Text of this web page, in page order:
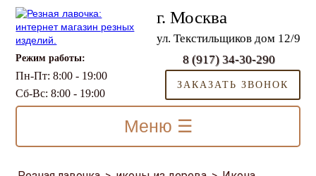
г. Москва
ул. Текстильщиков дом 12/9
Режим работы:
Пн-Пт: 8:00 - 19:00
Сб-Вс: 8:00 - 19:00
8 (917) 34-30-290
ЗАКАЗАТЬ ЗВОНОК
Меню ☰